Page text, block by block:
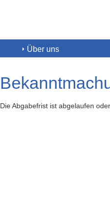
Über uns
Die Abgabefrist ist abgelaufen